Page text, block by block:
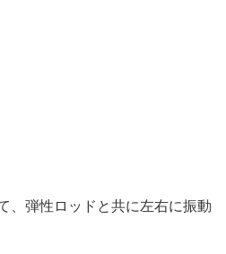
、弾性ロッドと共に左右に振動